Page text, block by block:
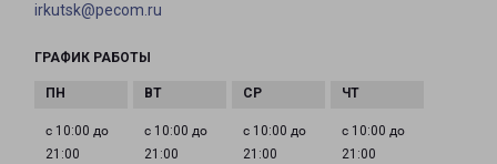
irkutsk@pecom.ru
ГРАФИК РАБОТЫ
с 10:00 до
21:00
с 10:00 до
21:00
с 10:00 до
21:00
с 10:00 до
21:00